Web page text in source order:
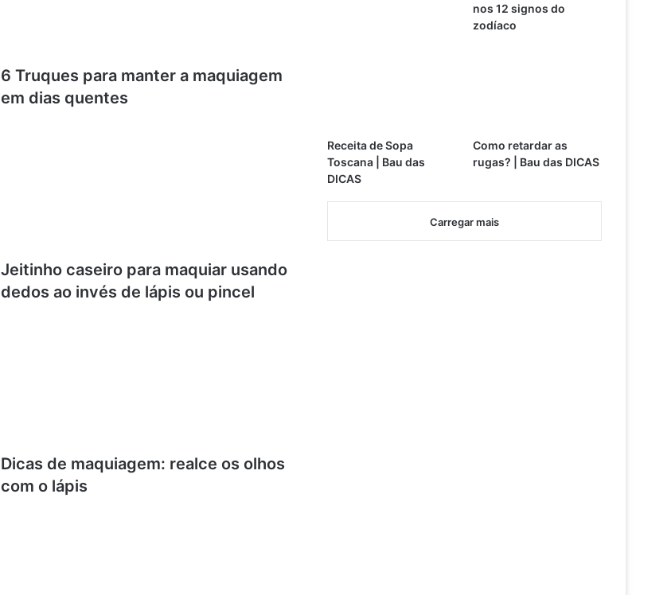
6 Truques para manter a maquiagem
em dias quentes
Jeitinho caseiro para maquiar usando
dedos ao invés de lápis ou pincel
Dicas de maquiagem: realce os olhos
com o lápis
nos 12 signos do
zodíaco
Receita de Sopa
Toscana | Bau das
DICAS
Como retardar as
rugas? | Bau das DICAS
Carregar mais